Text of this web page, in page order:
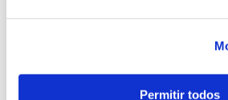
Permitir todos
2021
informação sobre